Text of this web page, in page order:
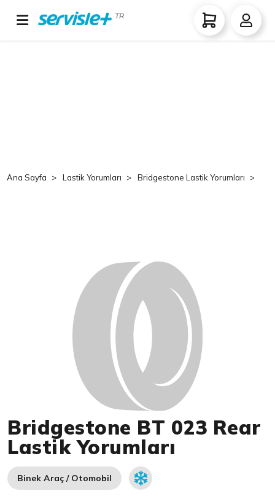
TR
Ana Sayfa Lastik Yorumları Bridgestone Lastik Yorumları
Bridgestone BT 023 Rear
Lastik Yorumları
Binek Araç / Otomobil